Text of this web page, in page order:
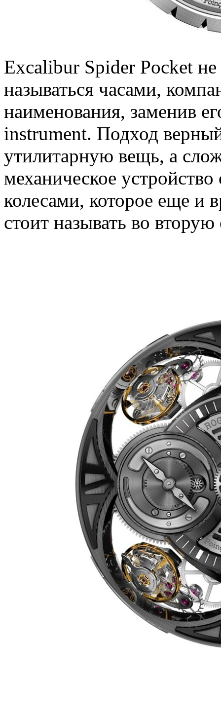
Excalibur Spider Pocket
называться часами,
наименования, заменив
instrument. Подход
утилитарную вещь, а
механическое
колесами, которое еще и
стоит называть во вторую